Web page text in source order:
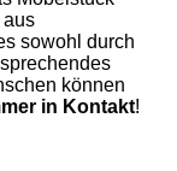
aus
sowohl durch
können
in Kontakt!